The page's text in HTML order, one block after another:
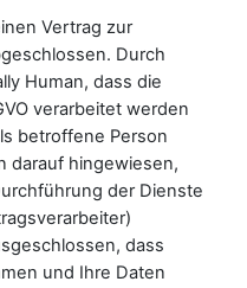
Vertrag zur
Durch
Human, dass die
verarbeitet werden
betroffene Person
darauf hingewiesen,
der Dienste
dass
und Ihre Daten